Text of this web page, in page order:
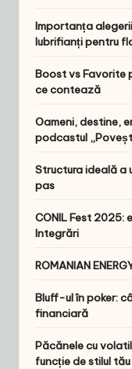
Importanța
lubrifianți pentru
Boost vs Favorite
ce contează
Oameni, destine,
podcastul
Structura ideală a
pas
CONIL Fest 2025:
Integrări
ROMANIAN
Bluff-ul în poker:
financiară
Păcănele cu
funcție de stilul tău